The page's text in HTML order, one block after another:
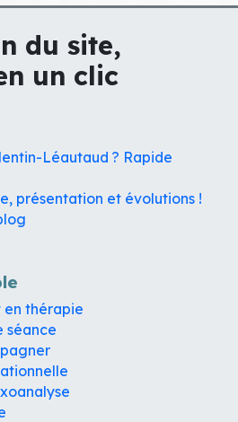
du site,
un clic
Léautaud ? Rapide
présentation et évolutions !
thérapie
séance